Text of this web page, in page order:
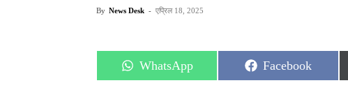
By News Desk - एप्रिल 18, 2025
Share
on
WhatsApp
Share
on
Facebook